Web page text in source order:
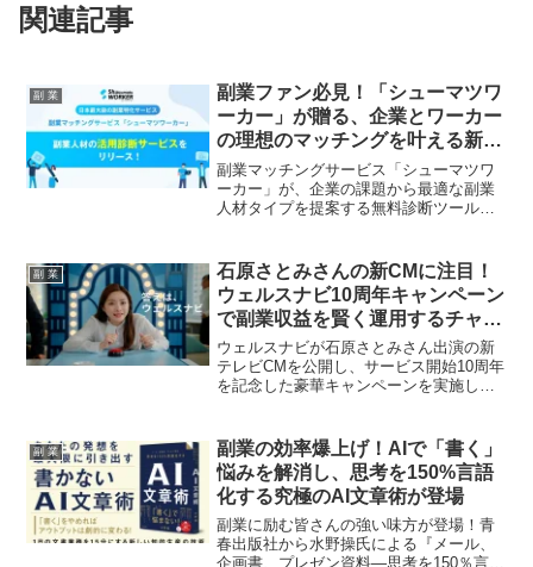
関連記事
副 業
副業ファン必見！「シューマツワ
ーカー」が贈る、企業とワーカー
の理想のマッチングを叶える新ツ
ール登場！
副業マッチングサービス「シューマツワ
ーカー」が、企業の課題から最適な副業
人材タイプを提案する無料診断ツールを
を応援する画期的なサービスに注目で
す！
副 業
石原さとみさんの新CMに注目！
ウェルスナビ10周年キャンペーン
で副業収益を賢く運用するチャン
ス！
ウェルスナビが石原さとみさん出演の新
テレビCMを公開し、サービス開始10周年
を記念した豪華キャンペーンを実施しま
が満載です。
副 業
副業の効率爆上げ！AIで「書く」
悩みを解消し、思考を150%言語
化する究極のAI文章術が登場
副業に励む皆さんの強い味方が登場！青
春出版社から水野操氏による『メール、
企画書、プレゼン資料―思考を150％言語